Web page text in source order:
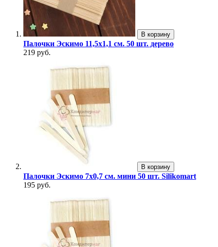
В корзину
Палочки Эскимо 11,5х1,1 см. 50 шт. дерево
219 руб.
В корзину
Палочки Эскимо 7х0,7 см. мини 50 шт. Silikomart
195 руб.